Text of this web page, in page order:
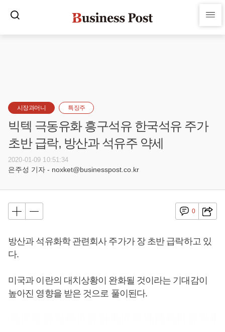
시장과머니 특징주
빅텍 극동유화 흥구석유 한국석유 주가
초반 급락, 방산과 석유주 약세
2020-01-09 10:51:34
은주성 기자 - noxket@businesspost.co.kr
0
방산과 석유화학 관련회사 주가가 장 초반 급락하고 있
다.
미국과 이란의 대치상황이 완화될 것이라는 기대감이
높아진 영향을 받은 것으로 풀이된다.